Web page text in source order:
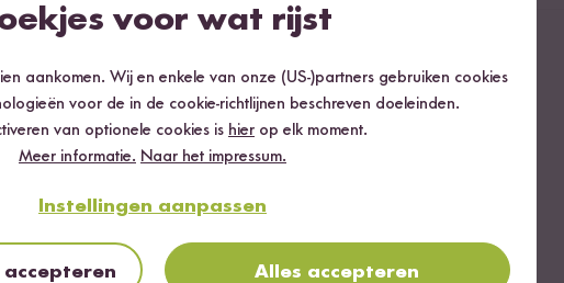
voor wat rijst
aankomen. Wij en enkele van onze (US-)partners gebruiken cookies
voor de in de cookie-richtlijnen beschreven doeleinden.
van optionele cookies is hier op elk moment.
Meer informatie. Naar het impressum.
Instellingen aanpassen
accepteren Alles accepteren